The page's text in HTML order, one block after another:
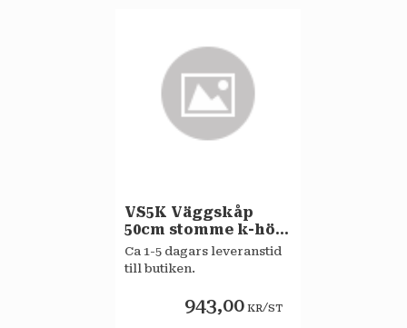
VS5K Väggskåp
50cm stomme k-höjd
Sagaköket
Ca 1-5 dagars leveranstid
till butiken.
943,00 KR/ST